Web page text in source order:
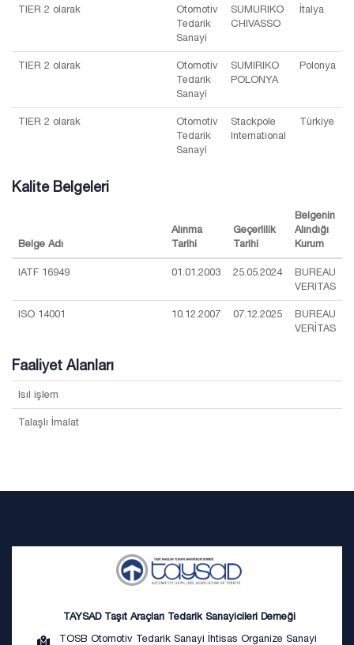
TIER 2 olarak
Otomotiv
Tedarik
Sanayi
SUMURIKO
CHIVASSO
İtalya
TIER 2 olarak
Otomotiv
Tedarik
Sanayi
SUMIRIKO
POLONYA
Polonya
TIER 2 olarak
Otomotiv
Tedarik
Sanayi
Stackpole
International
Türkiye
Kalite Belgeleri
Belge Adı
Alınma
Tarihi
Geçerlilik
Tarihi
Belgenin
Alındığı
Kurum
IATF 16949 01.01.2003 25.05.2024
BUREAU
VERITAS
ISO 14001 10.12.2007 07.12.2025
BUREAU
VERİTAS
Faaliyet Alanları
Isıl işlem
Talaşlı İmalat
TAYSAD Taşıt Araçları Tedarik Sanayicileri Derneği
TOSB Otomotiv Tedarik Sanayi İhtisas Organize Sanayi